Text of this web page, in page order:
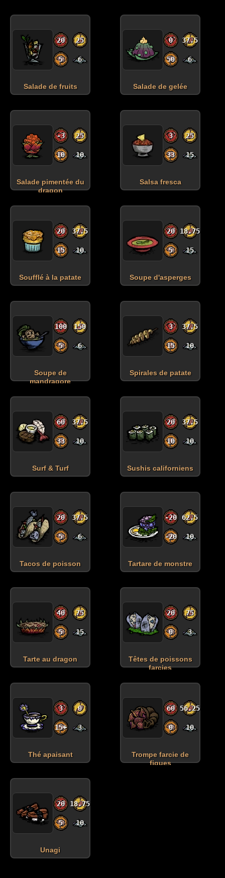
20 25
5 6
Salade de fruits
0 37.5
50 6
Salade de gelée
-3 25
10 10
Salade pimentée du
dragon
3 25
33 15
Salsa fresca
20 37.5
15 10
Soufflé à la patate
20 18.75
5 15
Soupe d'asperges
100 150
5 6
Soupe de
mandragore
3 37.5
15 10
Spirales de patate
60 37.5
33 10
Surf & Turf
20 37.5
10 10
Sushis californiens
20 37.5
5 6
Tacos de poisson
-20 62.5
-20 10
Tartare de monstre
40 75
5 15
Tarte au dragon
20 75
0 3
Têtes de poissons
farcies
3 0
15+ 3
Thé apaisant
60 56.25
0 10
Trompe farcie de
figues
20 18.75
5 10
Unagi